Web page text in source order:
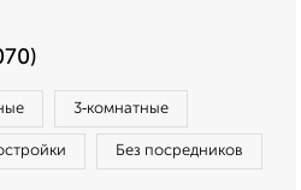
3‑комнатные
Без посредников